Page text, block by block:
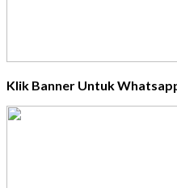
Klik Banner Untuk